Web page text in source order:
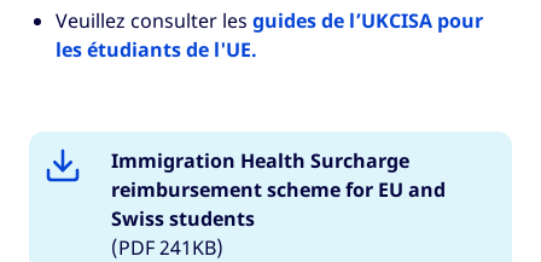
Veuillez consulter les guides de l’UKCISA pour
les étudiants de l'UE.
Immigration Health Surcharge
reimbursement scheme for EU and
Swiss students
(PDF 241KB)